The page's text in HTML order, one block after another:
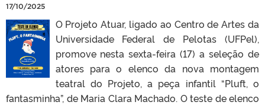
17/10/2025
O Projeto Atuar, ligado ao Centro de Artes da
Universidade Federal de Pelotas (UFPel),
promove nesta sexta-feira (17) a seleção de
atores para o elenco da nova montagem
teatral do Projeto, a peça infantil “Pluft, o
fantasminha”, de Maria Clara Machado. O teste de elenco